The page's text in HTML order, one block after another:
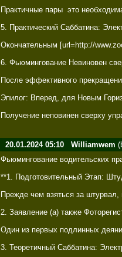
Практичные пары  это
5. Практический Саббатина:
Окончательным [url=http://
6. Фьюмингование Невиновен
После эффективного
Эпилог: Вперед, для Новым
Получение неповинен сверху
20.01.2024 05:10 Williamwem
Фьюмингование водительских
**1. Подготовительный Этап:
Прежде чем взяться за штурвал,
2. Заявление (а) также
Один из первых подлинных
3. Теоретичный Саббатина: